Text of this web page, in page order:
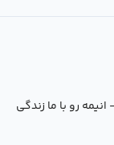
رو با ما زندگی